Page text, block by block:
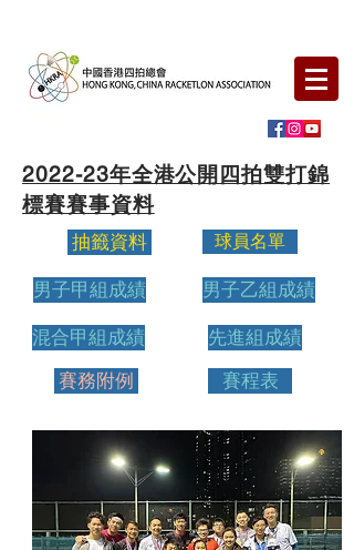
2022-23年全港公開四拍雙打錦
標賽賽事資料
抽籤資料
男子甲組成績
混合甲組成績
賽務附例
球員名單
男子乙組成績
先進組成績
賽程表